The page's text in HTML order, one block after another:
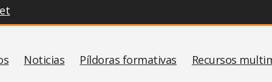
Noticias Píldoras formativas Recursos